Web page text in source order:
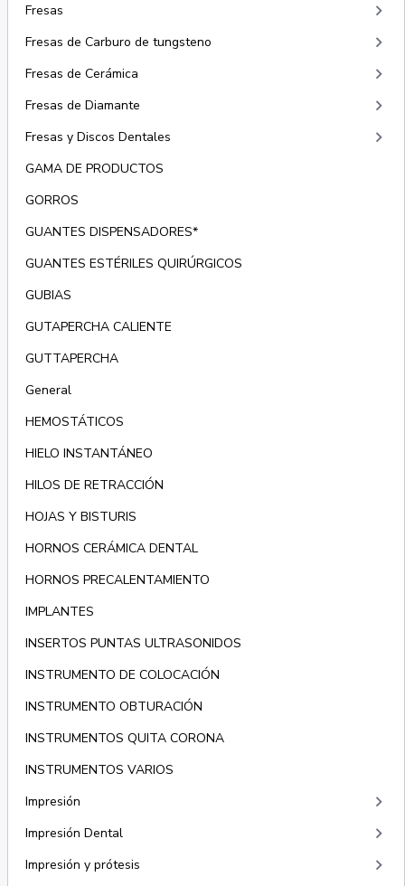
Fresas keyboard_arrow_right
Fresas de Carburo de tungsteno keyboard_arrow_right
Fresas de Cerámica keyboard_arrow_right
Fresas de Diamante keyboard_arrow_right
Fresas y Discos Dentales keyboard_arrow_right
GAMA DE PRODUCTOS
GORROS
GUANTES DISPENSADORES*
GUANTES ESTÉRILES QUIRÚRGICOS
GUBIAS
GUTAPERCHA CALIENTE
GUTTAPERCHA
General
HEMOSTÁTICOS
HIELO INSTANTÁNEO
HILOS DE RETRACCIÓN
HOJAS Y BISTURIS
HORNOS CERÁMICA DENTAL
HORNOS PRECALENTAMIENTO
IMPLANTES
INSERTOS PUNTAS ULTRASONIDOS
INSTRUMENTO DE COLOCACIÓN
INSTRUMENTO OBTURACIÓN
INSTRUMENTOS QUITA CORONA
INSTRUMENTOS VARIOS
Impresión
keyboard_arrow_right
Impresión Dental keyboard_arrow_right
Impresión y prótesis keyboard_arrow_right